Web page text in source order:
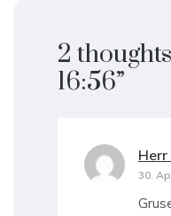
2
16:56”
Herr
30.